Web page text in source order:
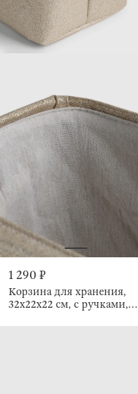
1 290 ₽
Корзина для хранения,
32x22x22 см, с ручками,